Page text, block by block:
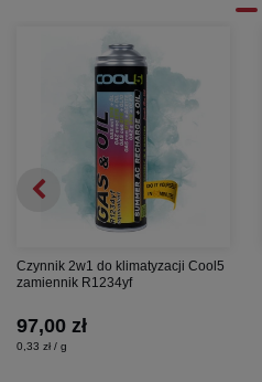
Czynnik 2w1 do klimatyzacji Cool5
zamiennik R1234yf
97,00 zł
0,33 zł / g